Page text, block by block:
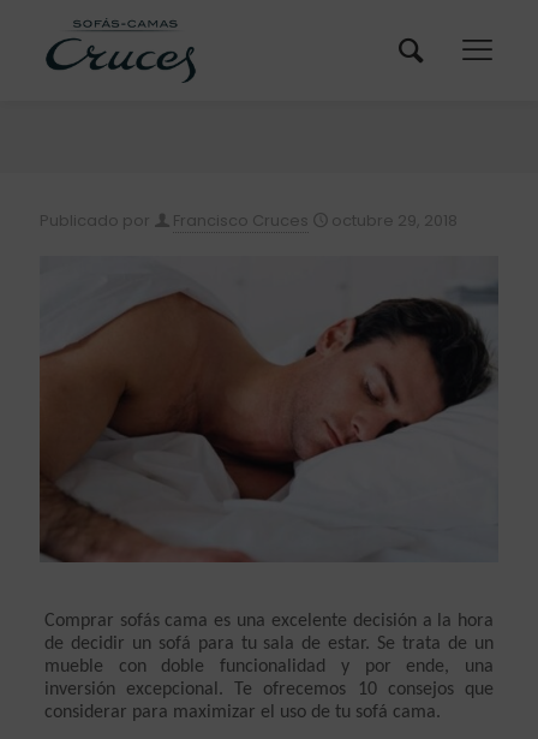
Publicado por Francisco Cruces octubre 29, 2018
Comprar sofás cama es una excelente decisión a la hora
de decidir un sofá para tu sala de estar. Se trata de un
mueble con doble funcionalidad y por ende, una
inversión excepcional. Te ofrecemos 10 consejos que
considerar para maximizar el uso de tu sofá cama.